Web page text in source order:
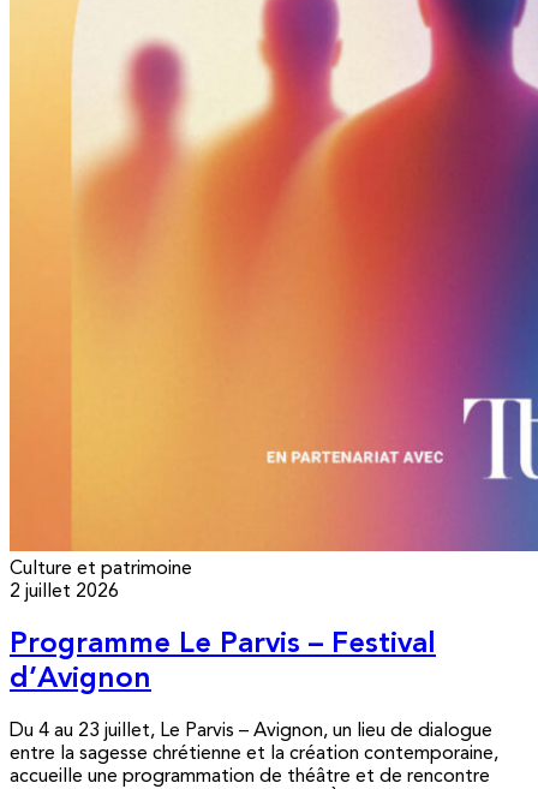
Culture et patrimoine
2 juillet 2026
Programme Le Parvis – Festival
d’Avignon
Du 4 au 23 juillet, Le Parvis – Avignon, un lieu de dialogue
entre la sagesse chrétienne et la création contemporaine,
accueille une programmation de théâtre et de rencontre